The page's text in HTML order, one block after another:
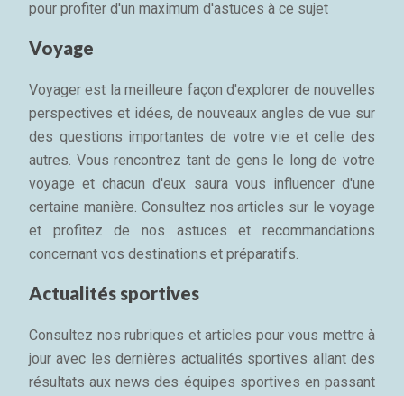
pour profiter d'un maximum d'astuces à ce sujet
Voyage
Voyager est la meilleure façon d'explorer de nouvelles
perspectives et idées, de nouveaux angles de vue sur
des questions importantes de votre vie et celle des
autres. Vous rencontrez tant de gens le long de votre
voyage et chacun d'eux saura vous influencer d'une
certaine manière. Consultez nos articles sur le voyage
et profitez de nos astuces et recommandations
concernant vos destinations et préparatifs.
Actualités sportives
Consultez nos rubriques et articles pour vous mettre à
jour avec les dernières actualités sportives allant des
résultats aux news des équipes sportives en passant